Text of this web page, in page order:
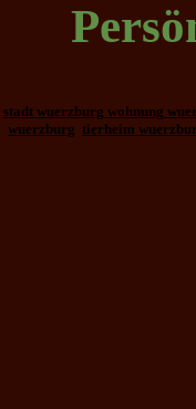
stadt wuerzburg wohnung
wuerzburg tierheim